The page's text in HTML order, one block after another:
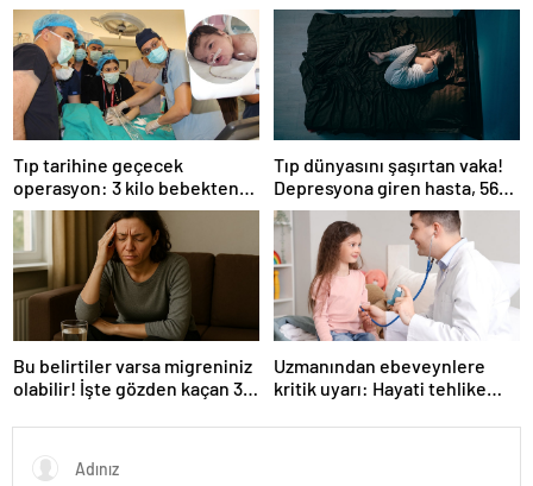
Tıp tarihine geçecek
operasyon: 3 kilo bebekten
yarım kilo tümor çıktı
Tıp dünyasını şaşırtan vaka!
Depresyona giren hasta, 56
gün boyunca kesintisiz uyudu
Bu belirtiler varsa migreniniz
olabilir! İşte gözden kaçan 3
Uzmanından ebeveynlere
kritik uyarı: Hayati tehlike